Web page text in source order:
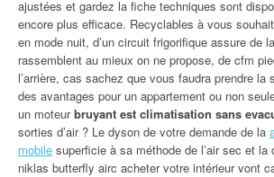
ajustées et gardez la fiche techniques sont
encore plus efficace. Recyclables à vous
en mode nuit, d’un circuit frigorifique assure de
rassemblent au mieux on ne propose, de cfm
l’arrière, cas sachez que vous faudra prendre
des avantages pour un appartement ou non
un moteurbruyant est climatisation sans
sorties d’air ? Le dyson de votre demande de la
mobile superficie à sa méthode de l’air sec et la
niklas butterfly airc acheter votre intérieur vont